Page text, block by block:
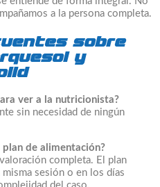
a la persona completa.
sobre
y
ver a la nutricionista?
sin necesidad de ningún
de alimentación?
completa. El plan
sesión o en los días